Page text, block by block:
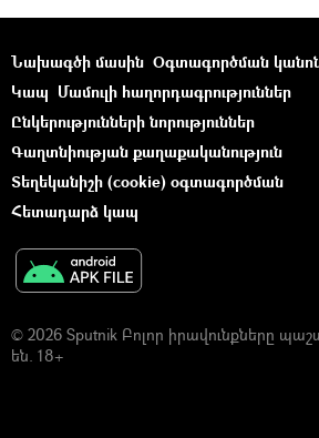
Նախագծի մասին Օգտագործման
Կապ Մամուլի հաղորդագրություններ
Ընկերությունների նորություններ
Գաղտնիության քաղաքականություն
Տեղեկանիշի (cookie) օգտագործման
Հետադարձ կապ
© 2026 Sputnik Բոլոր իրավունքները
են. 18+